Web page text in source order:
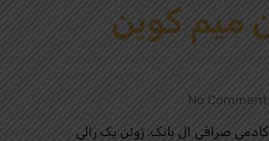
میم کوین
No
تحلیل بهترین میم کوین های سال 2024 از آکادمی صرافی ال بانک. ژوئن یک رالی